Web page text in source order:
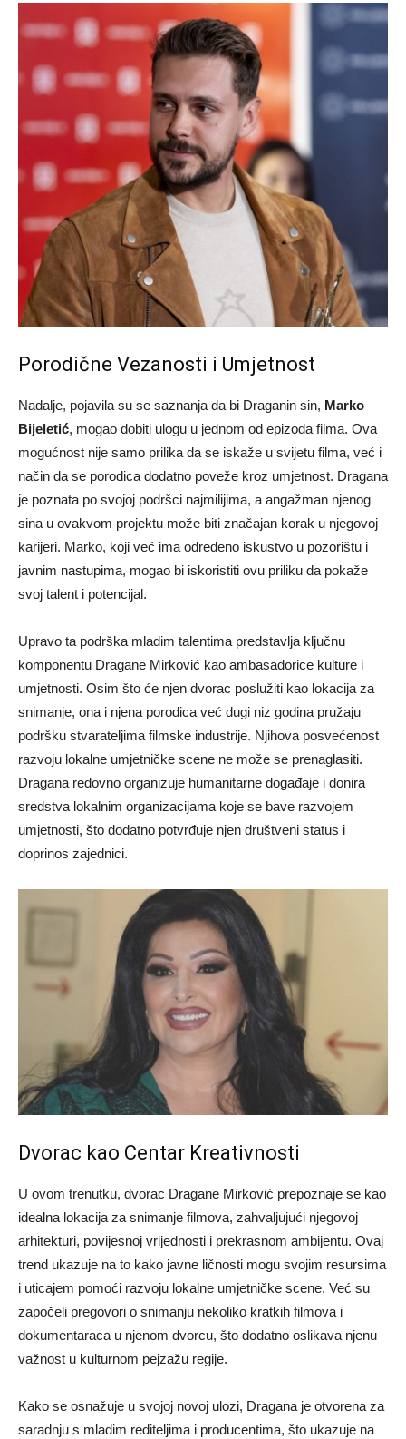
Porodične Vezanosti i Umjetnost
Nadalje, pojavila su se saznanja da bi Draganin sin, Marko
Bijeletić, mogao dobiti ulogu u jednom od epizoda filma. Ova
mogućnost nije samo prilika da se iskaže u svijetu filma, već i
način da se porodica dodatno poveže kroz umjetnost. Dragana
je poznata po svojoj podršci najmilijima, a angažman njenog
sina u ovakvom projektu može biti značajan korak u njegovoj
karijeri. Marko, koji već ima određeno iskustvo u pozorištu i
javnim nastupima, mogao bi iskoristiti ovu priliku da pokaže
svoj talent i potencijal.
Upravo ta podrška mladim talentima predstavlja ključnu
komponentu Dragane Mirković kao ambasadorice kulture i
umjetnosti. Osim što će njen dvorac poslužiti kao lokacija za
snimanje, ona i njena porodica već dugi niz godina pružaju
podršku stvarateljima filmske industrije. Njihova posvećenost
razvoju lokalne umjetničke scene ne može se prenaglasiti.
Dragana redovno organizuje humanitarne događaje i donira
sredstva lokalnim organizacijama koje se bave razvojem
umjetnosti, što dodatno potvrđuje njen društveni status i
doprinos zajednici.
Dvorac kao Centar Kreativnosti
U ovom trenutku, dvorac Dragane Mirković prepoznaje se kao
idealna lokacija za snimanje filmova, zahvaljujući njegovoj
arhitekturi, povijesnoj vrijednosti i prekrasnom ambijentu. Ovaj
trend ukazuje na to kako javne ličnosti mogu svojim resursima
i uticajem pomoći razvoju lokalne umjetničke scene. Već su
započeli pregovori o snimanju nekoliko kratkih filmova i
dokumentaraca u njenom dvorcu, što dodatno oslikava njenu
važnost u kulturnom pejzažu regije.
Kako se osnažuje u svojoj novoj ulozi, Dragana je otvorena za
saradnju s mladim rediteljima i producentima, što ukazuje na